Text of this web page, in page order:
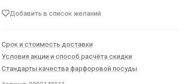
Добавить в список желаний
Срок и стоимость доставки
Условия акции и способ расчёта скидки
Стандарты качества фарфоровой посуды